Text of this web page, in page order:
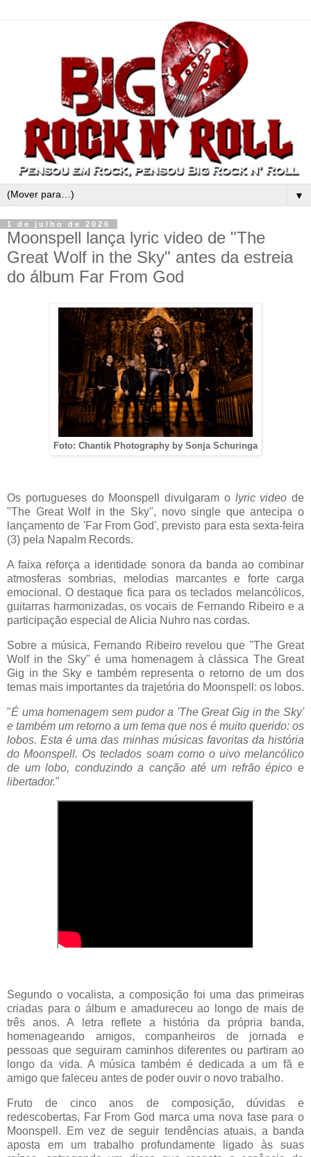
▼
1 de julho de 2026
Moonspell lança lyric video de "The
Great Wolf in the Sky" antes da estreia
do álbum Far From God
Foto: Chantik Photography by Sonja Schuringa
Os portugueses do Moonspell divulgaram olyric video de
"The Great Wolf in the Sky", novo single que antecipa o
lançamento de 'Far From God', previsto para esta sexta-feira
(3) pela Napalm Records.
A faixa reforça a identidade sonora da banda ao combinar
atmosferas sombrias, melodias marcantes e forte carga
emocional. O destaque fica para os teclados melancólicos,
guitarras harmonizadas, os vocais de Fernando Ribeiro e a
participação especial de Alicia Nuhro nas cordas.
Sobre a música, Fernando Ribeiro revelou que "The Great
Wolf in the Sky" é uma homenagem à clássica The Great
Gig in the Sky e também representa o retorno de um dos
temas mais importantes da trajetória do Moonspell: os lobos.
"É uma homenagem sem pudor a 'The Great Gig in the Sky'
e também um retorno a um tema que nos é muito querido: os
lobos. Esta é uma das minhas músicas favoritas da história
do Moonspell. Os teclados soam como o uivo melancólico
de um lobo, conduzindo a canção até um refrão épico e
libertador."
Segundo o vocalista, a composição foi uma das primeiras
criadas para o álbum e amadureceu ao longo de mais de
três anos. A letra reflete a história da própria banda,
homenageando amigos, companheiros de jornada e
pessoas que seguiram caminhos diferentes ou partiram ao
longo da vida. A música também é dedicada a um fã e
amigo que faleceu antes de poder ouvir o novo trabalho.
Fruto de cinco anos de composição, dúvidas e
redescobertas, Far From God marca uma nova fase para o
Moonspell. Em vez de seguir tendências atuais, a banda
aposta em um trabalho profundamente ligado às suas